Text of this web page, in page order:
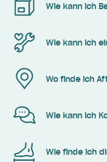
Wie kann ich
Wie kann ich
Wo finde ich
Wie kann ich
Wie finde ich